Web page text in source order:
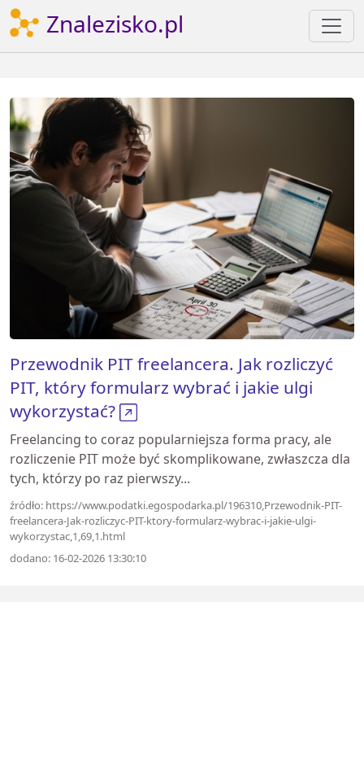
Znalezisko.pl
Przewodnik PIT freelancera. Jak rozliczyć
PIT, który formularz wybrać i jakie ulgi
wykorzystać?
Freelancing to coraz popularniejsza forma pracy, ale
rozliczenie PIT może być skomplikowane, zwłaszcza dla
tych, którzy po raz pierwszy...
źródło: https://www.podatki.egospodarka.pl/196310,Przewodnik-PIT-
freelancera-Jak-rozliczyc-PIT-ktory-formularz-wybrac-i-jakie-ulgi-
wykorzystac,1,69,1.html
dodano: 16-02-2026 13:30:10